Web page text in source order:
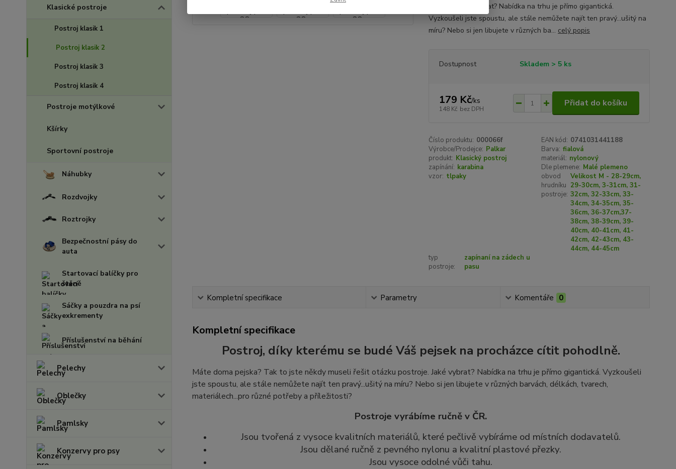
Klasické postroje
Postroj klasik 1
Postroj klasik 2
Postroj klasik 3
Postroj klasik 4
Postroje motýlkové
Kšírky
Sportovní postroje
Náhubky
Rozdvojky
Roztrojky
Bezpečnostní pásy do
auta
Startovací balíčky pro
štěně
Sáčky a pouzdra na psí
exkrementy
Příslušenství na běhání
Pelechy
Oblečky
Pamlsky
Konzervy pro psy
postroje. Jaké vybrat? Nabídka na trhu je přímo gigantická.
Vyzkoušeli jste spoustu, ale stále nemůžete najít ten pravý...ušitý na
míru? Nebo si jen libujete v různých ba... celý popis
Dostupnost Skladem > 5 ks
179 Kč/ks
148 Kč bez DPH
Přidat do košíku
Číslo produktu: 000066f EAN kód: 0741031441188
Výrobce/Prodejce: Palkar Barva: fialová
produkt: Klasický postroj materiál: nylonový
zapínání: karabina Dle plemene: Malé plemeno
vzor: tlpaky
obvod
hrudníku
postroje:
Velikost M - 28-29cm,
29-30cm, 3-31cm, 31-
32cm, 32-33cm, 33-
34cm, 34-35cm, 35-
36cm, 36-37cm,37-
38cm, 38-39cm, 39-
40cm, 40-41cm, 41-
42cm, 42-43cm, 43-
44cm, 44-45cm
typ
postroje:
zapínaní na zádech u
pasu
Kompletní specifikace Parametry Komentáře 0
Kompletní specifikace
Postroj, díky kterému se budé Váš pejsek na procházce cítit pohodlně.
Máte doma pejska? Tak to jste někdy museli řešit otázku postroje. Jaké vybrat? Nabídka na trhu je přímo gigantická. Vyzkoušeli
jste spoustu, ale stále nemůžete najít ten pravý...ušitý na míru? Nebo si jen libujete v různých barvách, délkách, tvarech,
materiálech...pro různé potřeby a příležitosti?
Postroje vyrábíme ručně v ČR.
Jsou tvořená z vysoce kvalitních materiálů, které pečlivě vybíráme od místních dodavatelů.
Jsou dělané ručně z pevného nylonu a kvalitní plastové přezky.
Jsou vysoce odolné vůči tahu.